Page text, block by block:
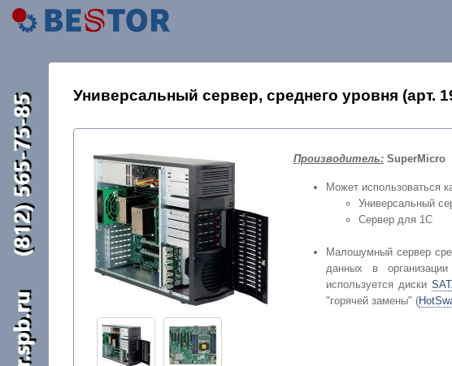
Универсальный сервер, среднего уровня (арт.
Производитель:SuperMicro
Может использоваться
Универсальный
Сервер для 1С
Малошумный сервер
данных в
используется диски
"горячей замены" (